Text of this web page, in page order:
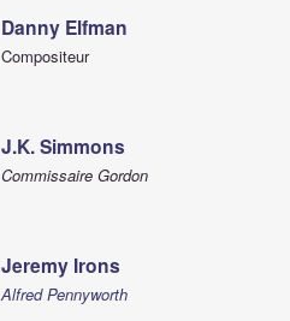
Danny Elfman
Compositeur
J.K. Simmons
Commissaire Gordon
Jeremy Irons
Alfred Pennyworth